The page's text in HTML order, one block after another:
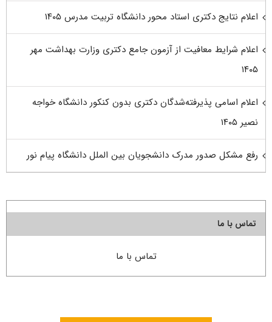
اعلام نتایج دکتری استاد محور دانشگاه تربیت مدرس ۱۴۰۵
اعلام شرایط معافیت از آزمون جامع دکتری وزارت بهداشت مهر
۱۴۰۵
اعلام اسامی پذیرفته‌شدگان دکتری بدون کنکور دانشگاه خواجه
نصیر ۱۴۰۵
رفع مشکل صدور مدرک دانشجویان بین الملل دانشگاه پیام نور
تماس با ما
تماس با ما